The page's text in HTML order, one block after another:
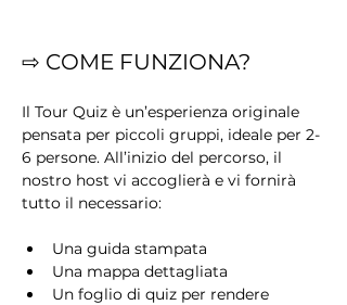
⇨ COME FUNZIONA?
Il Tour Quiz è un’esperienza originale
pensata per piccoli gruppi, ideale per 2-
6 persone. All’inizio del percorso, il
nostro host vi accoglierà e vi fornirà
tutto il necessario:
Una guida stampata
Una mappa dettagliata
Un foglio di quiz per rendere